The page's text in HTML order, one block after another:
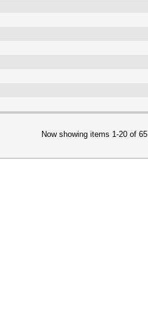
Now showing items 1-20 of 65